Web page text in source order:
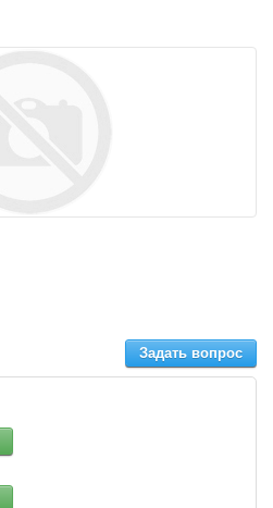
Задать вопрос